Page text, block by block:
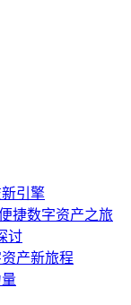
引擎
捷数字资产之旅
讨
产新旅程